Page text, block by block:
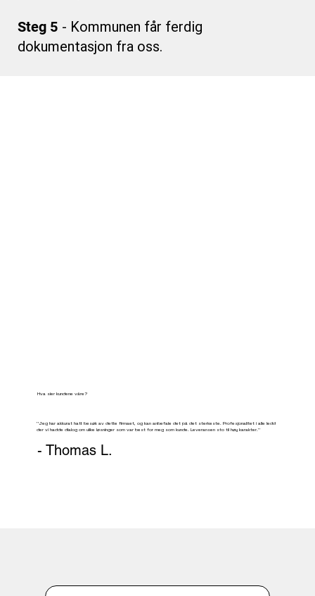
Steg 5 - Kommunen får ferdig
dokumentasjon fra oss.
Hva sier kundene våre?
’’Jeg har akkurat hatt besøk av dette firmaet, og kan anbefale det på det sterkeste. Profesjonalitet i alle ledd
der vi hadde dialog om ulike løsninger som var best for meg som kunde. Leveransen sto til høy karakter.’’
- Thomas L.